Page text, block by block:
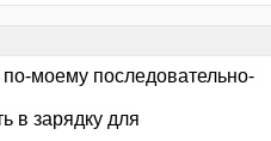
моему последовательно-
в зарядку для